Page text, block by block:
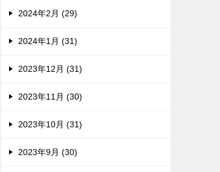
2024年2月 (29)
2024年1月 (31)
2023年12月 (31)
2023年11月 (30)
2023年10月 (31)
2023年9月 (30)